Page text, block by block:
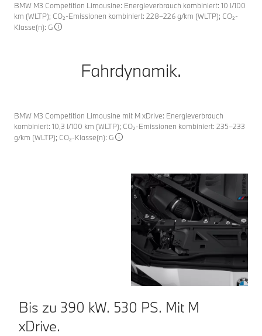
BMW M3 Competition Limousine: Energieverbrauch kombiniert: 10 l/100
km (WLTP); CO₂-Emissionen kombiniert: 228–226 g/km (WLTP); CO₂-
Klasse(n): G
Fahrdynamik.
BMW M3 Competition Limousine mit M xDrive: Energieverbrauch
kombiniert: 10,3 l/100 km (WLTP); CO₂-Emissionen kombiniert: 235–233
g/km (WLTP); CO₂-Klasse(n): G
Bis zu 390 kW. 530 PS. Mit M
xDrive.